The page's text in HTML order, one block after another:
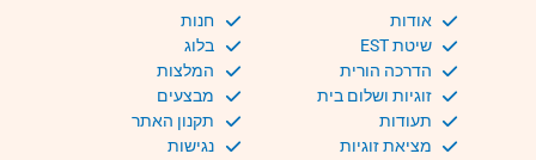
אודות
שיטת EST
הדרכה הורית
זוגיות ושלום בית
תעודות
מציאת זוגיות
חנות
בלוג
המלצות
מבצעים
תקנון האתר
נגישות